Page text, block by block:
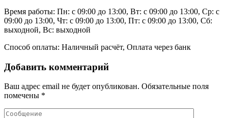
Время работы: Пн: с 09:00 до 13:00, Вт: с 09:00 до 13:00, Ср: с
09:00 до 13:00, Чт: с 09:00 до 13:00, Пт: с 09:00 до 13:00, Сб:
выходной, Вс: выходной
Способ оплаты: Наличный расчёт, Оплата через банк
Добавить комментарий
Ваш адрес email не будет опубликован. Обязательные поля
помечены *